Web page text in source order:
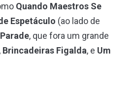
Quando Maestros Se
Espetáculo (ao lado de
, que fora um grande
Brincadeiras Figalda, e Um